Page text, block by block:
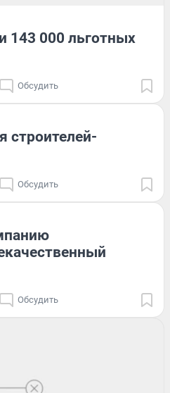
143 000 льготных
Обсудить
строителей-
Обсудить
Обсудить